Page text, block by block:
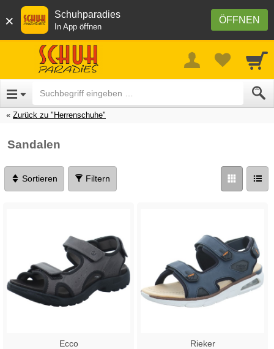
× ÖFFNEN
Schuhparadies
In App öffnen
Zurück zu "Herrenschuhe"
Sandalen
Sortieren Filtern
Ecco Rieker